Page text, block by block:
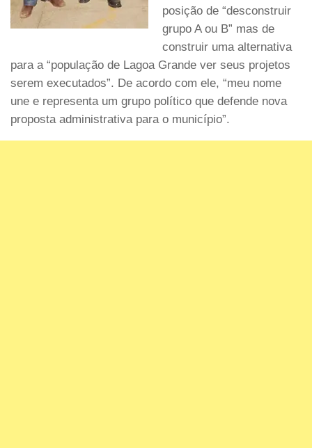
posição de “desconstruir
grupo A ou B” mas de
construir uma alternativa
para a “população de Lagoa Grande ver seus projetos
serem executados”. De acordo com ele, “meu nome
une e representa um grupo político que defende nova
proposta administrativa para o município”.